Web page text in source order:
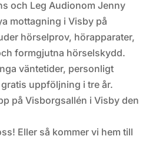
och Leg Audionom Jenny
mottagning i Visby på
hörselprov, hörapparater,
formgjutna hörselskydd.
väntetider, personligt
uppföljning i tre år.
på Visborgsallén i Visby den
Eller så kommer vi hem till